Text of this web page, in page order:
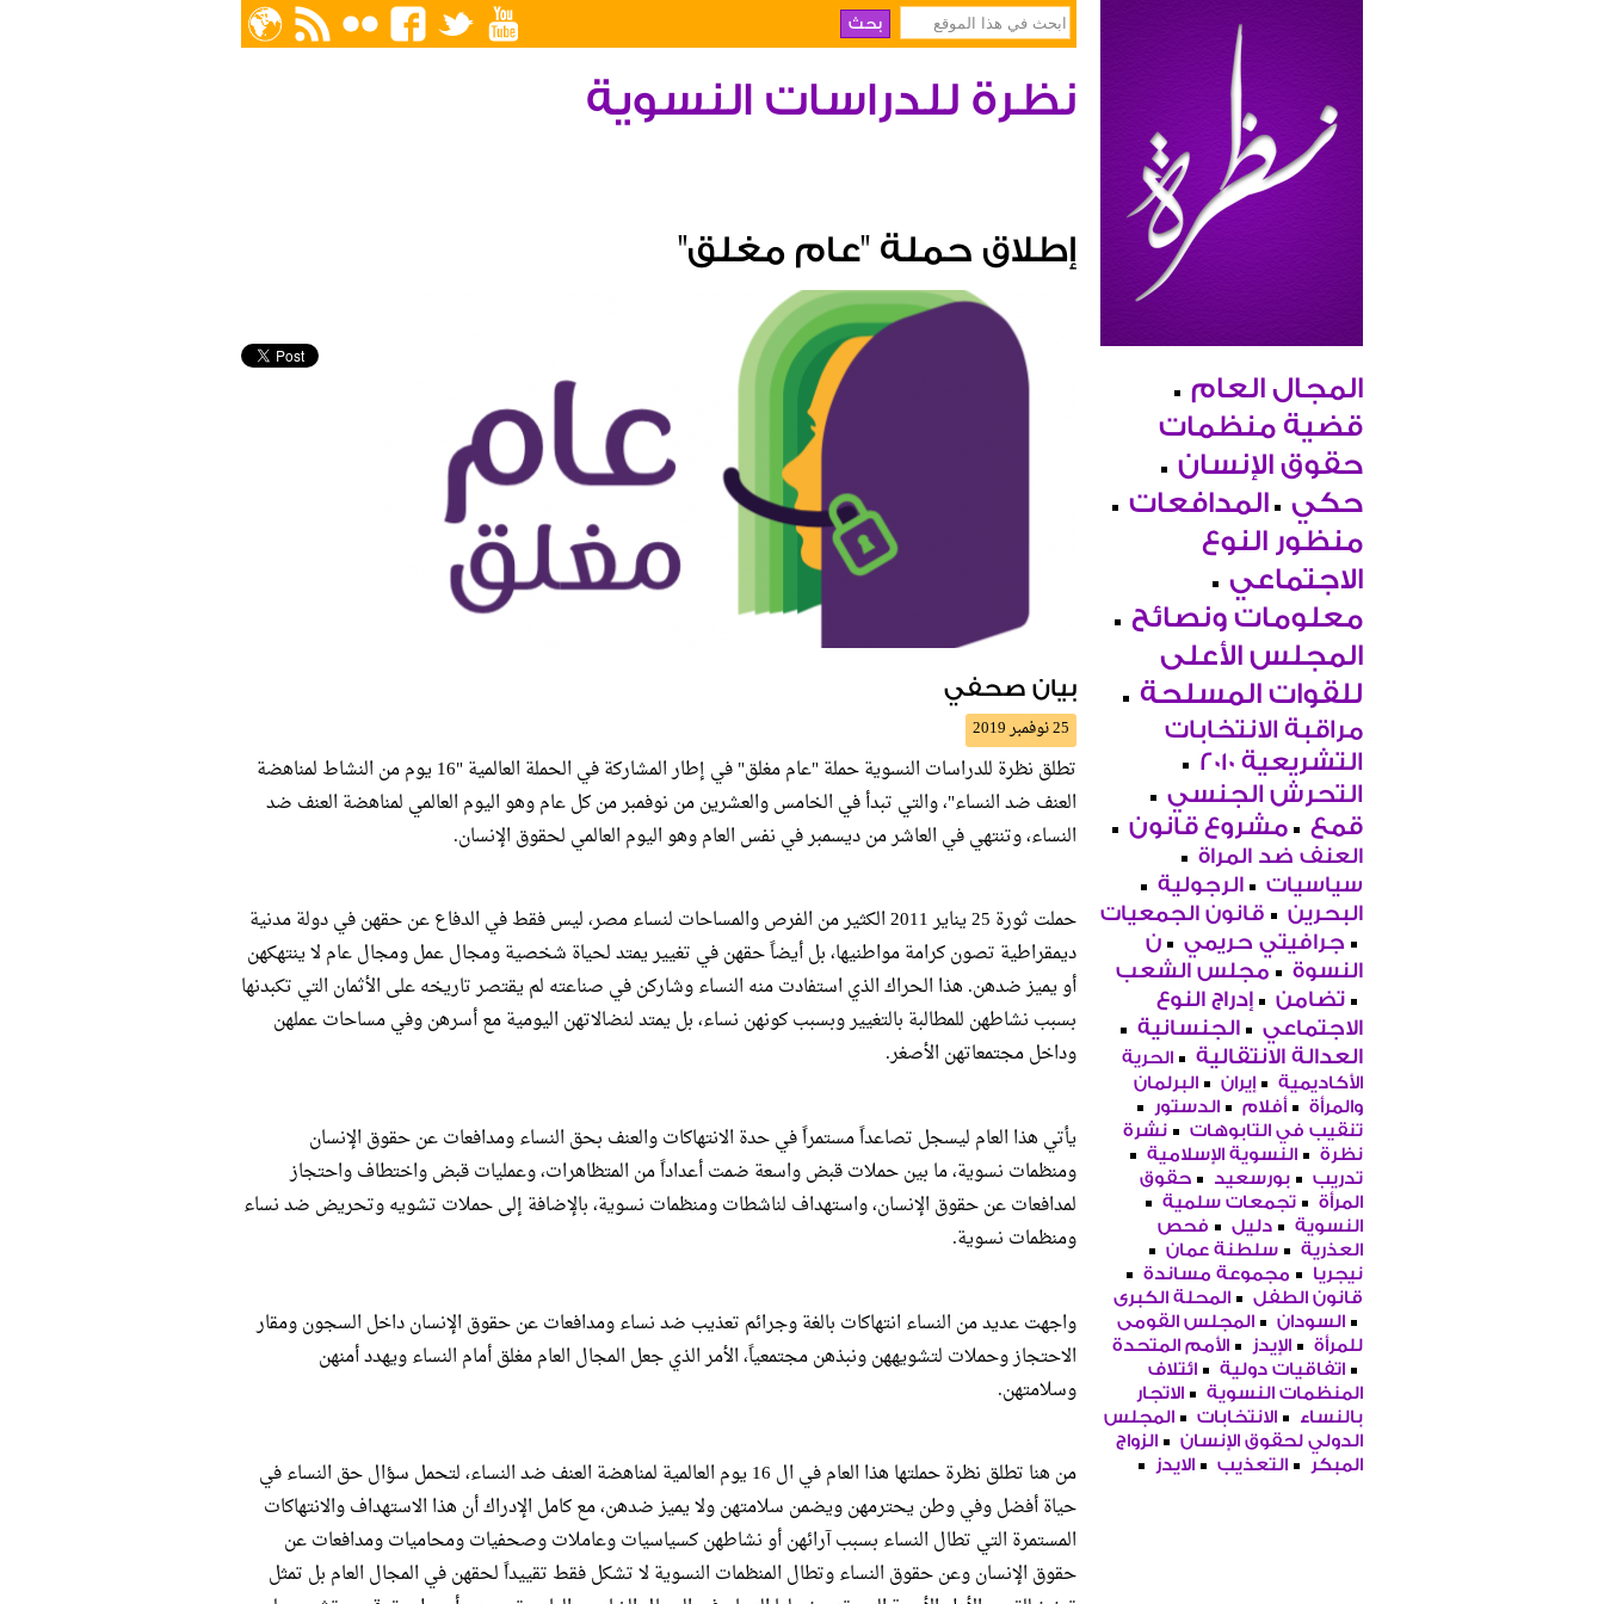
المجال العام
قضية منظمات
حقوق الإنسان
حكي
المدافعات
منظور النوع
الاجتماعي
معلومات ونصائح
المجلس الأعلى
للقوات المسلحة
مراقبة الانتخابات
التشريعية 2010
التحرش الجنسي
قمع
مشروع قانون
العنف ضد المراة
سياسيات
الرجولية
البحرين
قانون الجمعيات
جرافيتي حريمي
ن
النسوة
مجلس الشعب
تضامن
إدراج النوع
الاجتماعي
الجنسانية
العدالة الانتقالية
الحرية
الأكاديمية
إيران
البرلمان
والمرأة
أفلام
الدستور
تنقيب في التابوهات
نشرة
نظرة
النسوية الإسلامية
تدريب
بورسعيد
حقوق
المرأة
تجمعات سلمية
النسوية
دليل
فحص
العذرية
سلطنة عمان
نيجريا
مجموعة مساندة
قانون الطفل
المحلة الكبرى
السودان
المجلس القومى
للمرأة
الإيدز
الأمم المتحدة
اتفاقيات دولية
ائتلاف
المنظمات النسوية
الاتجار
بالنساء
الانتخابات
المجلس
الدولي لحقوق الإنسان
الزواج
المبكر
التعذيب الايدز
نظرة للدراسات النسوية
إطلاق حملة "عام مغلق"
بيان صحفي
25 نوفمبر 2019
تطلق نظرة للدراسات النسوية حملة "عام مغلق" في إطار المشاركة في الحملة العالمية "16 يوم من النشاط لمناهضة
العنف ضد النساء"، والتي تبدأ في الخامس والعشرين من نوفمبر من كل عام وهو اليوم العالمي لمناهضة العنف ضد
النساء، وتنتهي في العاشر من ديسمبر في نفس العام وهو اليوم العالمي لحقوق الإنسان.
حملت ثورة 25 يناير 2011 الكثير من الفرص والمساحات لنساء مصر، ليس فقط في الدفاع عن حقهن في دولة مدنية
ديمقراطية تصون كرامة مواطنيها، بل أيضاً حقهن في تغيير يمتد لحياة شخصية ومجال عمل ومجال عام لا ينتهكهن
أو يميز ضدهن. هذا الحراك الذي استفادت منه النساء وشاركن في صناعته لم يقتصر تاريخه على الأثمان التي تكبدنها
بسبب نشاطهن للمطالبة بالتغيير وبسبب كونهن نساء، بل يمتد لنضالاتهن اليومية مع أسرهن وفي مساحات عملهن
وداخل مجتمعاتهن الأصغر.
يأتي هذا العام ليسجل تصاعداً مستمراً في حدة الانتهاكات والعنف بحق النساء ومدافعات عن حقوق الإنسان
ومنظمات نسوية، ما بين حملات قبض واسعة ضمت أعداداً من المتظاهرات، وعمليات قبض واختطاف واحتجاز
لمدافعات عن حقوق الإنسان، واستهداف لناشطات ومنظمات نسوية، بالإضافة إلى حملات تشويه وتحريض ضد نساء
ومنظمات نسوية.
واجهت عديد من النساء انتهاكات بالغة وجرائم تعذيب ضد نساء ومدافعات عن حقوق الإنسان داخل السجون ومقار
الاحتجاز وحملات لتشويههن ونبذهن مجتمعياً، الأمر الذي جعل المجال العام مغلق أمام النساء ويهدد أمنهن
وسلامتهن.
من هنا تطلق نظرة حملتها هذا العام في ال 16 يوم العالمية لمناهضة العنف ضد النساء، لتحمل سؤال حق النساء في
حياة أفضل وفي وطن يحترمهن ويضمن سلامتهن ولا يميز ضدهن، مع كامل الإدراك أن هذا الاستهداف والانتهاكات
المستمرة التي تطال النساء بسبب آرائهن أو نشاطهن كسياسيات وعاملات وصحفيات ومحاميات ومدافعات عن
حقوق الإنسان وعن حقوق النساء وتطال المنظمات النسوية لا تشكل فقط تقييداً لحقهن في المجال العام بل تمثل